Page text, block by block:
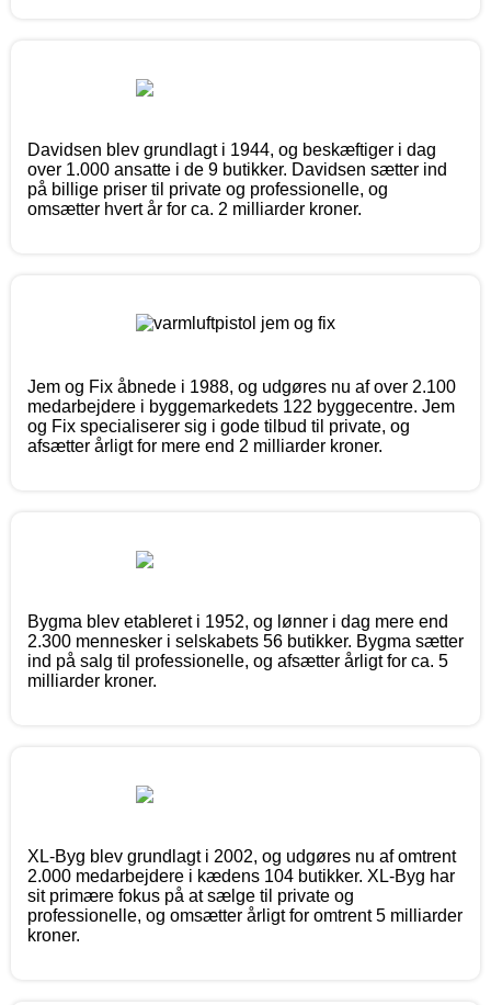
Davidsen blev grundlagt i 1944, og beskæftiger i dag
over 1.000 ansatte i de 9 butikker. Davidsen sætter ind
på billige priser til private og professionelle, og
omsætter hvert år for ca. 2 milliarder kroner.
Jem og Fix åbnede i 1988, og udgøres nu af over 2.100
medarbejdere i byggemarkedets 122 byggecentre. Jem
og Fix specialiserer sig i gode tilbud til private, og
afsætter årligt for mere end 2 milliarder kroner.
Bygma blev etableret i 1952, og lønner i dag mere end
2.300 mennesker i selskabets 56 butikker. Bygma sætter
ind på salg til professionelle, og afsætter årligt for ca. 5
milliarder kroner.
XL-Byg blev grundlagt i 2002, og udgøres nu af omtrent
2.000 medarbejdere i kædens 104 butikker. XL-Byg har
sit primære fokus på at sælge til private og
professionelle, og omsætter årligt for omtrent 5 milliarder
kroner.